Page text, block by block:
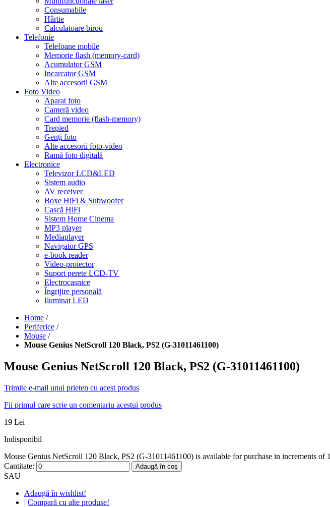
Consumabile
Hârtie
Calculatoare birou
Telefonie
Telefoane mobile
Memorie flash (memory-card)
Acumulator GSM
Incarcator GSM
Alte accesorii GSM
Foto Video
Aparat foto
Cameră video
Card memorie (flash-memory)
Trepied
Genţi foto
Alte accesorii foto-video
Ramă foto digitală
Electronice
Televizor LCD&LED
Sistem audio
AV receiver
Boxe HiFi & Subwoofer
Cască HiFi
Sistem Home Cinema
MP3 player
Mediaplayer
Navigator GPS
e-book reader
Video-proiector
Suport perete LCD-TV
Electrocasnice
Îngrijire personală
Iluminat LED
Home /
Periferice /
Mouse /
Mouse Genius NetScroll 120 Black, PS2 (G-31011461100)
Mouse Genius NetScroll 120 Black, PS2 (G-31011461100)
Trimite e-mail unui prieten cu acest produs
Fii primul care scrie un comentariu acestui produs
19 Lei
Indisponibil
Mouse Genius NetScroll 120 Black, PS2 (G-31011461100) is available for purchase in increments of 1
Cantitate:
Adaugă în coş
SAU
Adaugă în wishlist!
| Compară cu alte produse!